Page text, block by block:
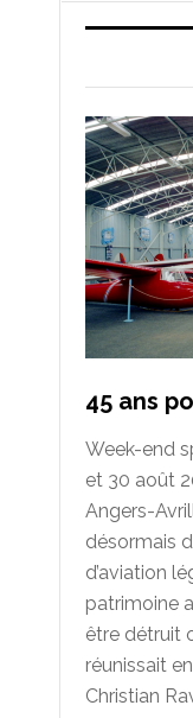
45 ans
Week-end
et 30 août
Angers-
désormais
d’aviation
patrimoine
être détruit
réunissait
Christian